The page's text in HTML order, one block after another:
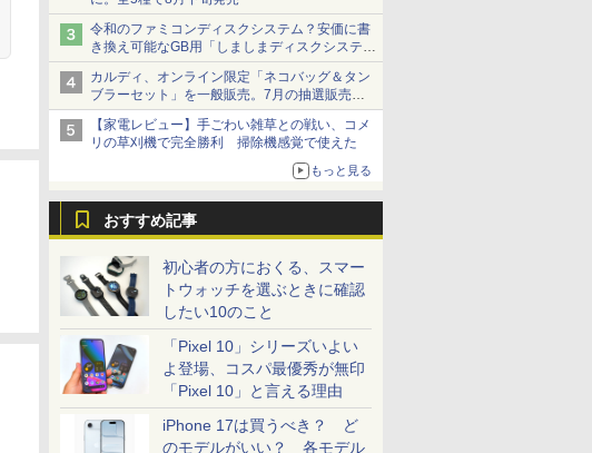
令和のファミコンディスクシステム？安価に書
き換え可能なGB用「しましまディスクシステ
ム」
カルディ、オンライン限定「ネコバッグ＆タン
ブラーセット」を一般販売。7月の抽選販売の
当選無効分
【家電レビュー】手ごわい雑草との戦い、コメ
リの草刈機で完全勝利 掃除機感覚で使えた
もっと見る
おすすめ記事
初心者の方におくる、スマー
トウォッチを選ぶときに確認
したい10のこと
「Pixel 10」シリーズいよい
よ登場、コスパ最優秀が無印
「Pixel 10」と言える理由
iPhone 17は買うべき？ ど
のモデルがいい？ 各モデル